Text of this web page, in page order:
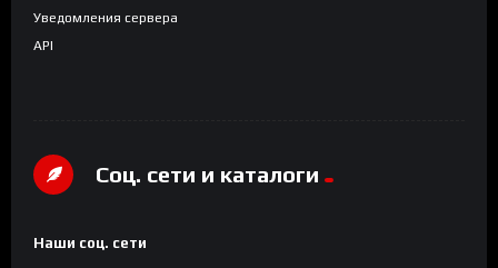
Уведомления сервера
API
Соц. сети и каталоги
Наши соц. сети